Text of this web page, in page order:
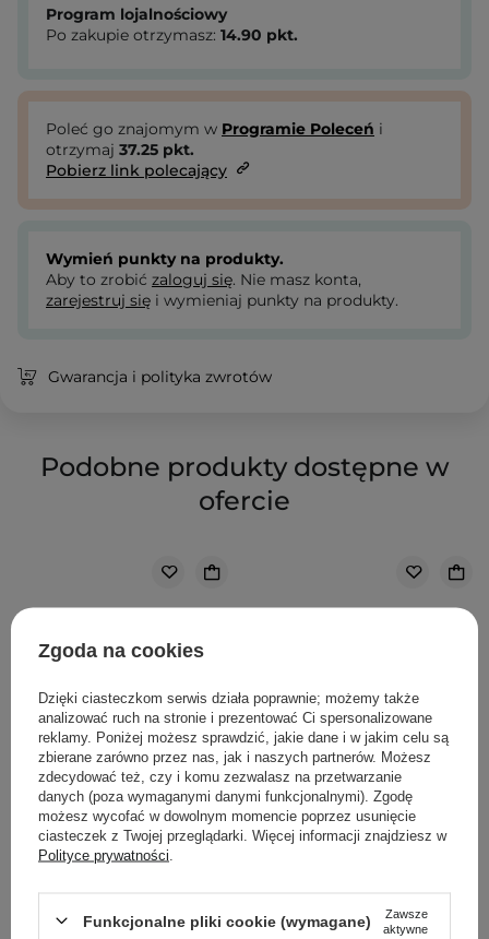
Program lojalnościowy
Po zakupie otrzymasz: 14.90 pkt.
Poleć go znajomym w Programie Poleceń i
otrzymaj 37.25 pkt.
Pobierz link polecający
Wymień punkty na produkty.
Aby to zrobić zaloguj się. Nie masz konta,
zarejestruj się i wymieniaj punkty na produkty.
Gwarancja i polityka zwrotów
Podobne produkty dostępne w
ofercie
The Ordinary - Natural
The Ordinary - 100%
Zgoda na cookies
Dzięki ciasteczkom serwis działa poprawnie; możemy także
analizować ruch na stronie i prezentować Ci spersonalizowane
reklamy. Poniżej możesz sprawdzić, jakie dane i w jakim celu są
zbierane zarówno przez nas, jak i naszych partnerów. Możesz
zdecydować też, czy i komu zezwalasz na przetwarzanie
danych (poza wymaganymi danymi funkcjonalnymi). Zgodę
możesz wycofać w dowolnym momencie poprzez usunięcie
ciasteczek z Twojej przeglądarki. Więcej informacji znajdziesz w
Polityce prywatności
Funkcjonalne pliki cookie (wymagane)
Zawsze
aktywne